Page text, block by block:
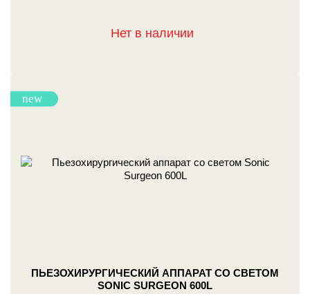
Нет в наличии
new
ПЬЕЗОХИРУРГИЧЕСКИЙ АППАРАТ СО СВЕТОМ
SONIC SURGEON 600L